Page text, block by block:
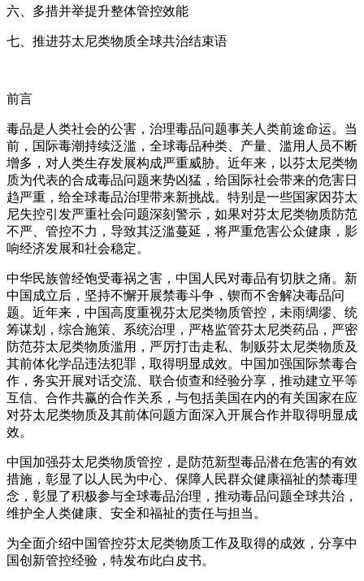
六、多措并举提升整体管控效能
七、推进芬太尼类物质全球共治结束语
前言
毒品是人类社会的公害，治理毒品问题事关人类前途命运。当
前，国际毒潮持续泛滥，全球毒品种类、产量、滥用人员不断
增多，对人类生存发展构成严重威胁。近年来，以芬太尼类物
质为代表的合成毒品问题来势凶猛，给国际社会带来的危害日
趋严重，给全球毒品治理带来新挑战。特别是一些国家因芬太
尼失控引发严重社会问题深刻警示，如果对芬太尼类物质防范
不严、管控不力，导致其泛滥蔓延，将严重危害公众健康，影
响经济发展和社会稳定。
中华民族曾经饱受毒祸之害，中国人民对毒品有切肤之痛。新
中国成立后，坚持不懈开展禁毒斗争，锲而不舍解决毒品问
题。近年来，中国高度重视芬太尼类物质管控，未雨绸缪、统
筹谋划，综合施策、系统治理，严格监管芬太尼类药品，严密
防范芬太尼类物质滥用，严厉打击走私、制贩芬太尼类物质及
其前体化学品违法犯罪，取得明显成效。中国加强国际禁毒合
作，务实开展对话交流、联合侦查和经验分享，推动建立平等
互信、合作共赢的合作关系，与包括美国在内的有关国家在应
对芬太尼类物质及其前体问题方面深入开展合作并取得明显成
效。
中国加强芬太尼类物质管控，是防范新型毒品潜在危害的有效
措施，彰显了以人民为中心、保障人民群众健康福祉的禁毒理
念，彰显了积极参与全球毒品治理，推动毒品问题全球共治，
维护全人类健康、安全和福祉的责任与担当。
为全面介绍中国管控芬太尼类物质工作及取得的成效，分享中
国创新管控经验，特发布此白皮书。